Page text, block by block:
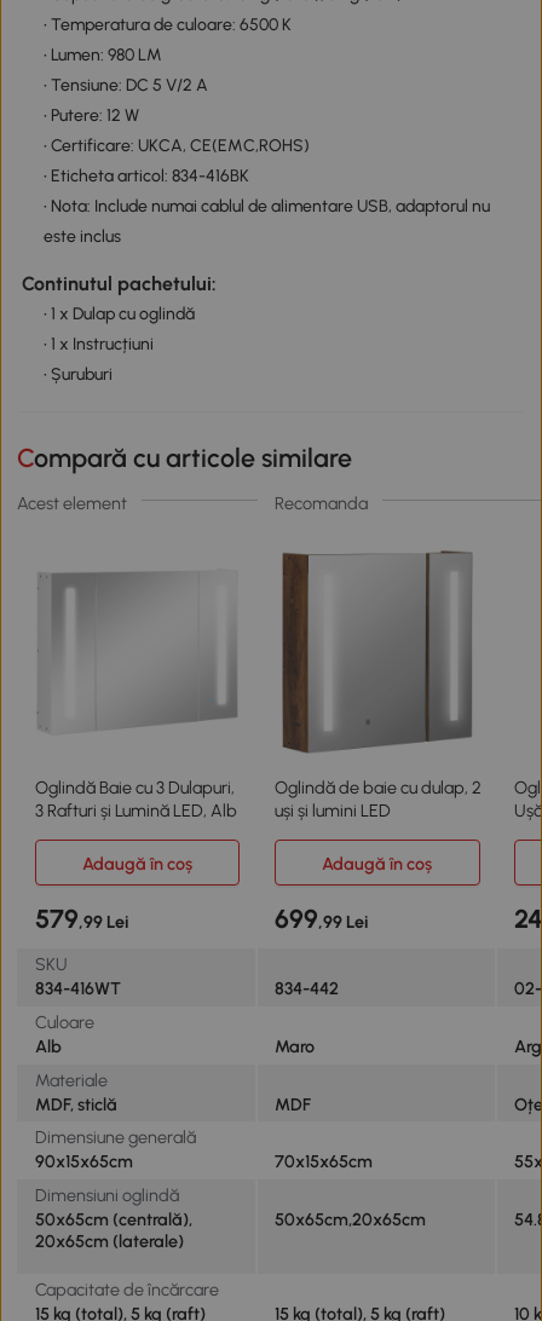
• Temperatura de culoare: 6500 K
• Lumen: 980 LM
• Tensiune: DC 5 V/2 A
• Putere: 12 W
• Certificare: UKCA, CE(EMC,ROHS)
• Eticheta articol: 834-416BK
• Nota: Include numai cablul de alimentare USB, adaptorul nu
este inclus
Continutul pachetului:
• 1 x Dulap cu oglindă
• 1 x Instrucțiuni
• Șuruburi
Compară cu articole similare
Acest element Recomanda
Oglindă Baie cu 3 Dulapuri,
3 Rafturi și Lumină LED, Alb
Oglindă de baie cu dulap, 2
uși și lumini LED
Adaugă în coș
Adaugă în coș
579,99 Lei 699,99 Lei
SKU
834-416WT
834-442
Culoare
Alb
Maro
Materiale
MDF, sticlă
MDF
Dimensiune generală
90x15x65cm
70x15x65cm
Dimensiuni oglindă
50x65cm (centrală),
20x65cm (laterale)
50x65cm,20x65cm
Capacitate de încărcare
15 kg (total), 5 kg (raft)
15 kg (total), 5 kg (raft)
10